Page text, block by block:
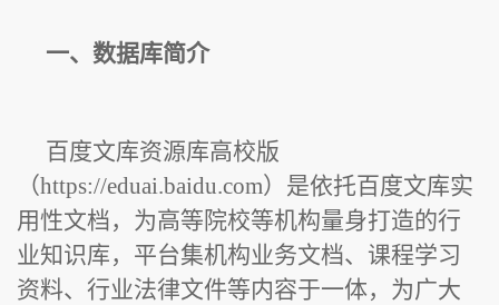
一、数据库简介
百度文库资源库高校版
（https://eduai.baidu.com）是依托百度文库实
用性文档，为高等院校等机构量身打造的行
业知识库，平台集机构业务文档、课程学习
资料、行业法律文件等内容于一体，为广大